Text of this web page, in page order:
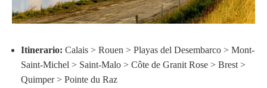
Itinerario: Calais > Rouen > Playas del Desembarco > Mont-
Saint-Michel > Saint-Malo > Côte de Granit Rose > Brest >
Quimper > Pointe du Raz